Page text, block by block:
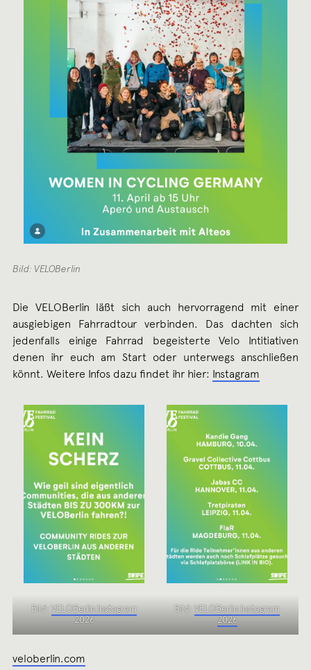
Bild: VELOBerlin
Die VELOBerlin läßt sich auch hervorragend mit einer
ausgiebigen Fahrradtour verbinden. Das dachten sich
jedenfalls einige Fahrrad begeisterte Velo Intitiativen
denen ihr euch am Start oder unterwegs anschließen
könnt. Weitere Infos dazu findet ihr hier: Instagram
Bild: VELOBerlin Instagram
2026
Bild: VELOBerlin Instagram
2026
veloberlin.com